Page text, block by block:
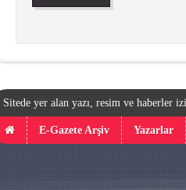
Sitede yer alan yazı, resim ve haberler
E-Gazete Arşiv Yazarlar